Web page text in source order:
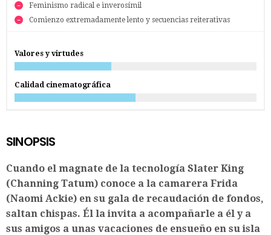
Feminismo radical e inverosímil
Comienzo extremadamente lento y secuencias reiterativas
Valores y virtudes
Calidad cinematográfica
SINOPSIS
Cuando el magnate de la tecnología Slater King
(Channing Tatum) conoce a la camarera Frida
(Naomi Ackie) en su gala de recaudación de fondos,
saltan chispas. Él la invita a acompañarle a él y a
sus amigos a unas vacaciones de ensueño en su isla